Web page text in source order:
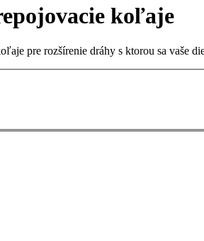
koľaje
pre rozšírenie dráhy s ktorou sa vaše